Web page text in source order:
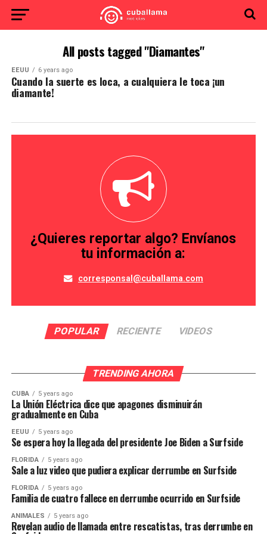
All posts tagged "Diamantes"
EEUU 6 years ago
Cuando la suerte es loca, a cualquiera le toca ¡un
diamante!
¿Quieres reportar algo? Envíanos
tu información a:
corresponsal@cuballama.com
POPULAR RECIENTE VIDEOS
TRENDING AHORA
CUBA 5 years ago
La Unión Eléctrica dice que apagones disminuirán
gradualmente en Cuba
EEUU 5 years ago
Se espera hoy la llegada del presidente Joe Biden a Surfside
FLORIDA 5 years ago
Sale a luz video que pudiera explicar derrumbe en Surfside
FLORIDA 5 years ago
Familia de cuatro fallece en derrumbe ocurrido en Surfside
ANIMALES 5 years ago
Revelan audio de llamada entre rescatistas, tras derrumbe en